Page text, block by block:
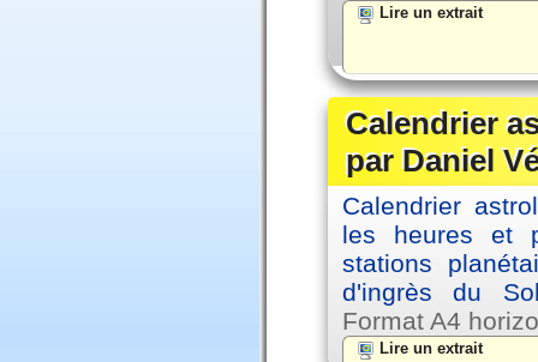
Lire un extrait
Calendrier
par Daniel
Calendrier
les heures et
stations
d'ingrès du
Format A4
Lire un extrait